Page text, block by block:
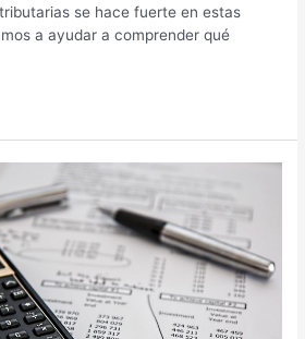
se hace fuerte en estas
a ayudar a comprender qué